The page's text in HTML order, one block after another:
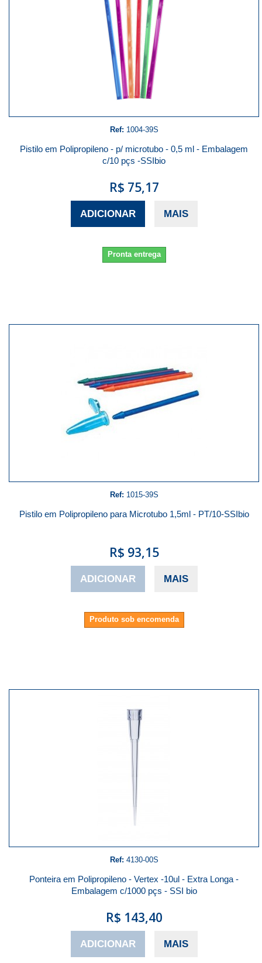
Ref: 1004-39S
Pistilo em Polipropileno - p/ microtubo - 0,5 ml - Embalagem
c/10 pçs -SSIbio
R$ 75,17
ADICIONAR MAIS
Pronta entrega
Ref: 1015-39S
Pistilo em Polipropileno para Microtubo 1,5ml - PT/10-SSIbio
R$ 93,15
ADICIONAR MAIS
Produto sob encomenda
Ref: 4130-00S
Ponteira em Polipropileno - Vertex -10ul - Extra Longa -
Embalagem c/1000 pçs - SSI bio
R$ 143,40
ADICIONAR MAIS